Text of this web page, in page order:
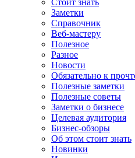
Стоит знать
Заметки
Справочник
Веб-мастеру
Полезное
Разное
Новости
Обязательно к
Полезные заметки
Полезные советы
Заметки о бизнесе
Целевая аудитория
Бизнес-обзоры
Об этом стоит знать
Новинки